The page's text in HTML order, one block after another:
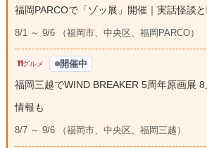
福岡PARCOで「ゾッ展」開催｜実話怪談
8/1 ～ 9/6 （福岡市、中央区、福岡PARCO）
グルメ 開催中
福岡三越でWIND BREAKER 5周年原画展
情報も
8/7 ～ 9/6 （福岡市、中央区、福岡三越）